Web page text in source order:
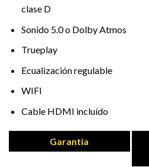
clase D
Sonido 5.0 o Dolby Atmos
Trueplay
Ecualización regulable
WIFI
Cable HDMI incluído
Garantia